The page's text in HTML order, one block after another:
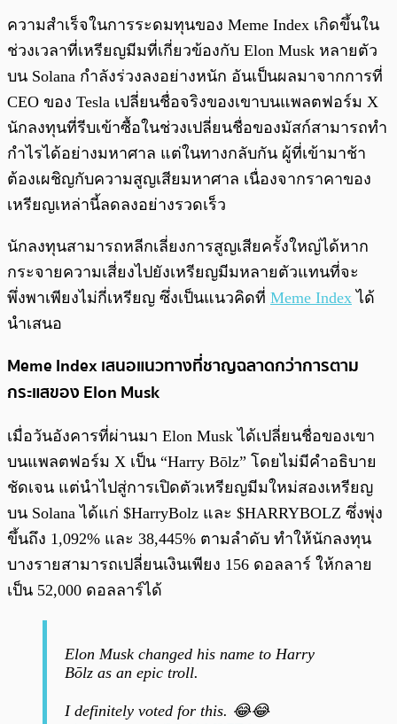
ความสำเร็จในการระดมทุนของ Meme Index เกิดขึ้นใน
ช่วงเวลาที่เหรียญมีมที่เกี่ยวข้องกับ Elon Musk หลายตัว
บน Solana กำลังร่วงลงอย่างหนัก อันเป็นผลมาจากการที่
CEO ของ Tesla เปลี่ยนชื่อจริงของเขาบนแพลตฟอร์ม X
นักลงทุนที่รีบเข้าซื้อในช่วงเปลี่ยนชื่อของมัสก์สามารถทำ
กำไรได้อย่างมหาศาล แต่ในทางกลับกัน ผู้ที่เข้ามาช้า
ต้องเผชิญกับความสูญเสียมหาศาล เนื่องจากราคาของ
เหรียญเหล่านี้ลดลงอย่างรวดเร็ว
นักลงทุนสามารถหลีกเลี่ยงการสูญเสียครั้งใหญ่ได้หาก
กระจายความเสี่ยงไปยังเหรียญมีมหลายตัวแทนที่จะ
พึ่งพาเพียงไม่กี่เหรียญ ซึ่งเป็นแนวคิดที่ Meme Index ได้
นำเสนอ
Meme Index เสนอแนวทางที่ชาญฉลาดกว่าการตาม
กระแสของ Elon Musk
เมื่อวันอังคารที่ผ่านมา Elon Musk ได้เปลี่ยนชื่อของเขา
บนแพลตฟอร์ม X เป็น “Harry Bōlz” โดยไม่มีคำอธิบาย
ชัดเจน แต่นำไปสู่การเปิดตัวเหรียญมีมใหม่สองเหรียญ
บน Solana ได้แก่ $HarryBolz และ $HARRYBOLZ ซึ่งพุ่ง
ขึ้นถึง 1,092% และ 38,445% ตามลำดับ ทำให้นักลงทุน
บางรายสามารถเปลี่ยนเงินเพียง 156 ดอลลาร์ ให้กลาย
เป็น 52,000 ดอลลาร์ได้
Elon Musk changed his name to Harry
Bōlz as an epic troll.
I definitely voted for this. 😂😂